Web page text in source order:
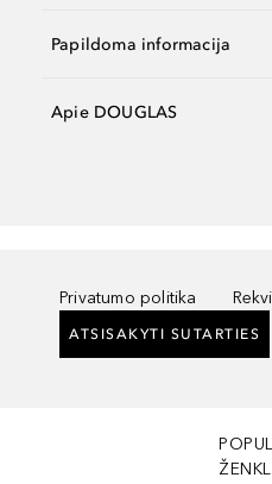
Papildoma informacija
Apie DOUGLAS
Privatumo politika
ATSISAKYTI SUTARTIES